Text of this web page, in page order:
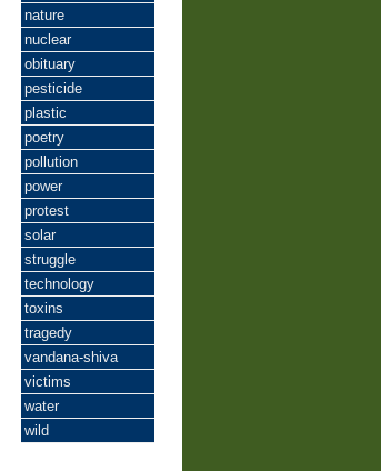
nature
nuclear
obituary
pesticide
plastic
poetry
pollution
power
protest
solar
struggle
technology
toxins
tragedy
vandana-shiva
victims
water
wild